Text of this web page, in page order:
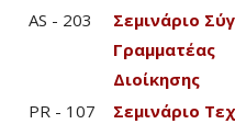
AS - 203
Σεμινάριο
Γραμματέας
Διοίκησης
PR - 107
Σεμινάριο